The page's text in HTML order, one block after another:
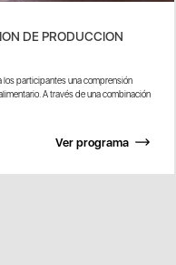
DE PRODUCCION
los participantes una comprensión
A través de una combinación
Ver programa